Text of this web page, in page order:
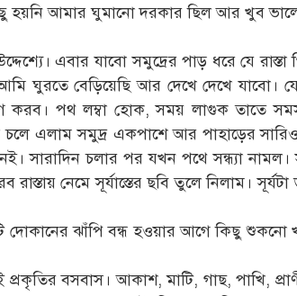
হয়নি আমার ঘুমানো দরকার ছিল আর খুব
এবার যাবো সমুদ্রের পাড় ধরে যে রাস্তা
ঘুরতে বেড়িয়েছি আর দেখে দেখে যাবো।
করব। পথ লম্বা হোক, সময় লাগুক তাতে
এলাম সমুদ্র একপাশে আর পাহাড়ের
সারাদিন চলার পর যখন পথে সন্ধ্যা নামল।
নেমে সূর্যাস্তের ছবি তুলে নিলাম।
ঝাঁপি বন্ধ হওয়ার আগে কিছু শুকনো
বসবাস। আকাশ, মাটি, গাছ, পাখি,